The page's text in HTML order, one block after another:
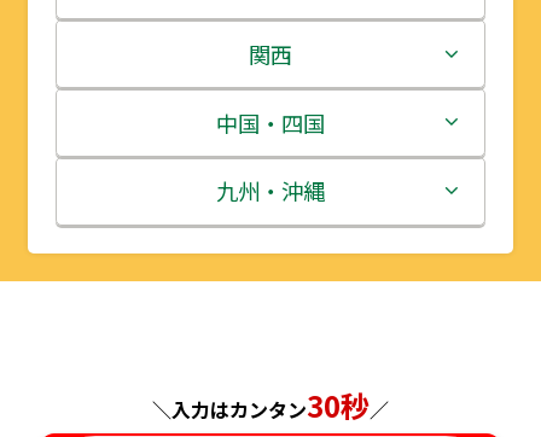
岩手県
宮城県
秋田県
山形県
栃木県
群馬県
埼玉県
千葉県
新潟県
富山県
石川県
福井県
関西
三重県
滋賀県
京都府
中国・四国
鳥取県
島根県
九州・沖縄
福岡県
＼入力はカンタン30秒／